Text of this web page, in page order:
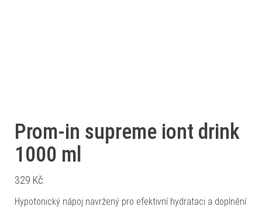
Prom-in supreme iont drink
1000 ml
329 Kč
Hypotonický nápoj navržený pro efektivní hydrataci a doplnění